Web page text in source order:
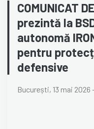
COMUNICAT
prezintă la
autonomă
pentru
defensive
București, 13 mai